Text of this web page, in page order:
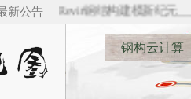
新公告
了，Revit钢结构建模新纪元
钢构云计算